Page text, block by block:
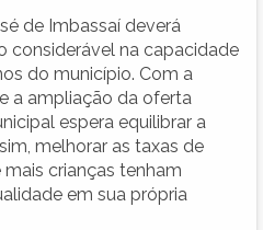
de Imbassaí deverá
considerável na capacidade
do município. Com a
a ampliação da oferta
espera equilibrar a
melhorar as taxas de
crianças tenham
em sua própria